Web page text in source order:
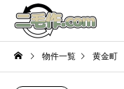
物件一覧 黄金町